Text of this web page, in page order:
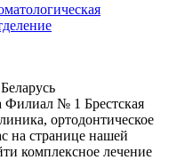
Филиал № 1 Брестская
ортодонтическое
на странице нашей
комплексное лечение